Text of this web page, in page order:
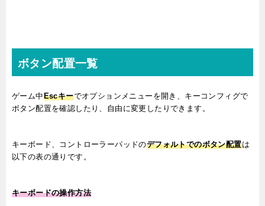
ボタン配置一覧
ゲーム中Escキーでオプションメニューを開き、キーコンフィグで
ボタン配置を確認したり、自由に変更したりできます。
キーボード、コントローラーパッドのデフォルトでのボタン配置は
以下の表の通りです。
キーボードの操作方法